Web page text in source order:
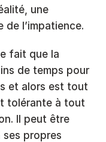
une
l’impatience.
fait que la
de temps pour
et alors est tout
tolérante à tout
Il peut être
propres